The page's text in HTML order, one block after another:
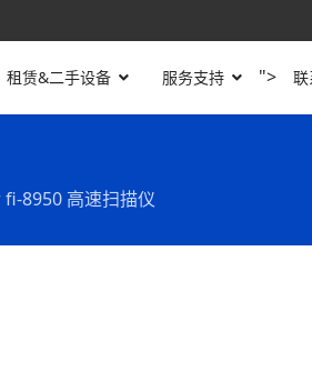
租赁&二手设备 服务支持 "> 联
8950 高速扫描仪